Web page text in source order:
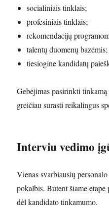
socialiniais tinklais;
profesiniais tinklais;
rekomendacijų
talentų duomenų bazėmis;
tiesiogine kandidatų
Gebėjimas pasirinkti
greičiau surasti reikalingus
Interviu vedimo
Vienas svarbiausių
pokalbis. Būtent šiame
dėl kandidato tinkamumo.